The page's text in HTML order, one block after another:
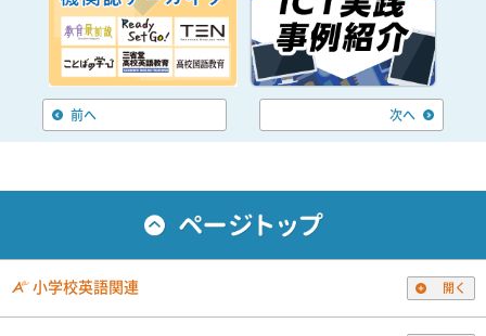
前へ 次へ
小学校英語関連 開く